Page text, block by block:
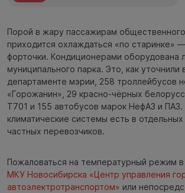
Порой в жару пассажирам
приходится охлаждаться «по старинке»
форточки. Кондиционерами оборудована
муниципального парка. Это, как уточнили
департаменте мэрии, 258 троллейбусов
«Горожанин», 29 красно-чёрных
Т701 и 155 автобусов марок НефАЗ и ПАЗ.
климатические системы есть в
частных перевозчиков.
Пожаловаться на температурный режим
МКУ Новосибирска «Центр управления
автоэлектротранспортом» или